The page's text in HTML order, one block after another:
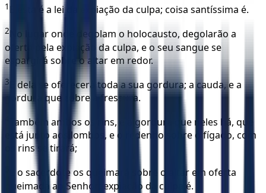
1 E esta é a lei da expiação da culpa; coisa santíssima é.
2
No lugar onde degolam o holocausto, degolarão a
oferta pela expiação da culpa, e o seu sangue se
espargirá sobre o altar em redor.
3
E dela se oferecerá toda a sua gordura; a cauda, e a
gordura que cobre a fressura.
Também ambos os rins, e a gordura que neles há, que
está junto aos lombos, e o redenho sobre o fígado, com
os rins se tirará;
E o sacerdote os queimará sobre o altar em oferta
queimada ao Senhor; expiação da culpa é.